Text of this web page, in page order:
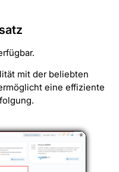
mit der beliebten
eine effiziente